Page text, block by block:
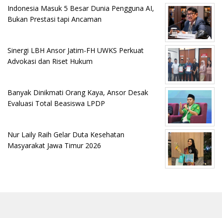
Indonesia Masuk 5 Besar Dunia Pengguna AI,
Bukan Prestasi tapi Ancaman
Sinergi LBH Ansor Jatim-FH UWKS Perkuat
Advokasi dan Riset Hukum
Banyak Dinikmati Orang Kaya, Ansor Desak
Evaluasi Total Beasiswa LPDP
Nur Laily Raih Gelar Duta Kesehatan
Masyarakat Jawa Timur 2026